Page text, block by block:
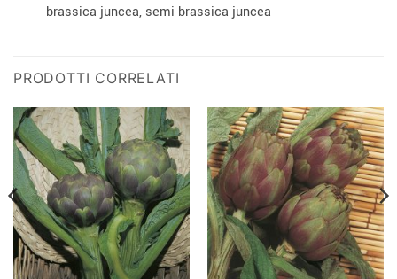
brassica juncea, semi brassica juncea
PRODOTTI CORRELATI